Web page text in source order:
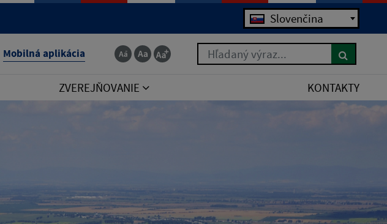
Jazyk Slovenčina
Mobilná aplikácia Hľadaný výraz...
ZVEREJŇOVANIE KONTAKTY